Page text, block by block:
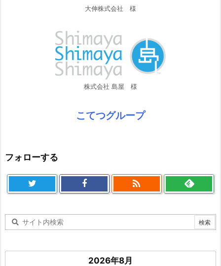
大伸株式会社 様
株式会社 島屋 様
こてつグループ
フォローする

2026年8月